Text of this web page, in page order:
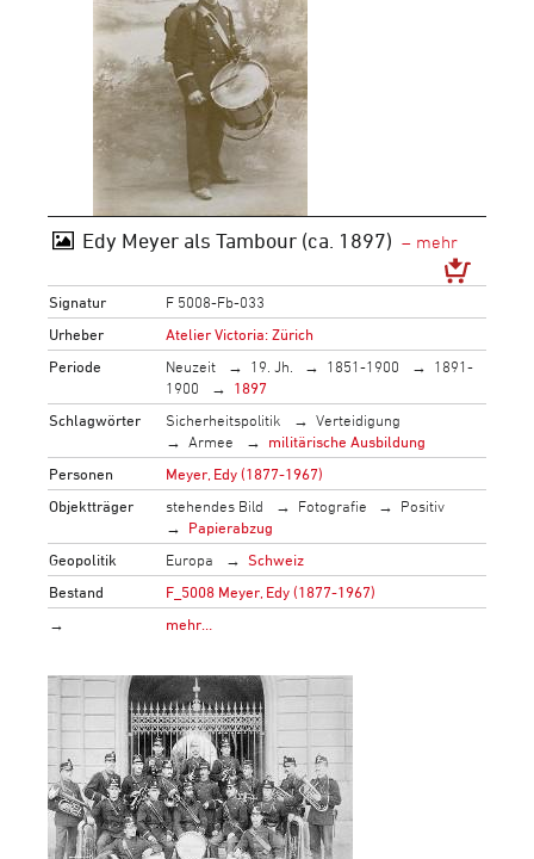
Edy Meyer als Tambour (ca. 1897)
Signatur
F 5008-Fb-033
Urheber
Atelier Victoria: Zürich
Periode
Neuzeit 19. Jh. 1851-1900
1891-
1900
1897
Schlagwörter
Sicherheitspolitik
Verteidigung
Armee
militärische Ausbildung
Personen
Meyer, Edy (1877-1967)
Objektträger
stehendes Bild Fotografie
Positiv
Papierabzug
Geopolitik
Europa
Schweiz
Bestand
F_5008 Meyer, Edy (1877-1967)
→
mehr…